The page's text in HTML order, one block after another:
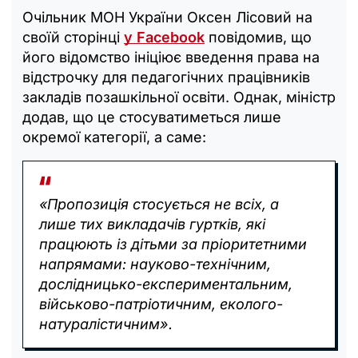
Очільник МОН України Оксен Лісовий на
своїй сторінці у Facebook повідомив, що
його відомство ініціює введення права на
відстрочку для педагогічних працівників
закладів позашкільної освіти. Однак, міністр
додав, що це стосуватиметься лише
окремої категорії, а саме:
«Пропозиція стосується не всіх, а
лише тих викладачів гуртків, які
працюють із дітьми за пріоритетними
напрямами: науково-технічним,
дослідницько-експериментальним,
військово-патріотичним, еколого-
натуралістичним».